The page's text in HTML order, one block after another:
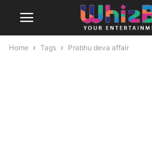
Home Tags Prabhu deva affair